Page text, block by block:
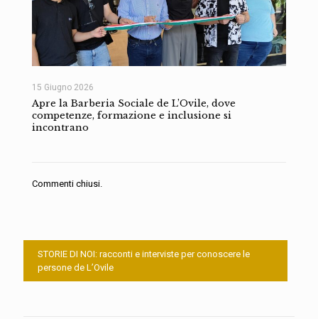
15 Giugno 2026
Apre la Barberia Sociale de L’Ovile, dove
competenze, formazione e inclusione si
incontrano
Commenti chiusi.
STORIE DI NOI: racconti e interviste per conoscere le
persone de L’Ovile